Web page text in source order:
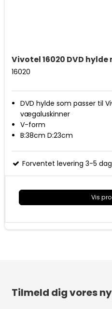
Vivotel 16020 DVD
16020
DVD hylde som passer til
vægaluskinner
V-form
B:38cm D:23cm
Forventet levering 3-5
Vis
Tilmeld dig vores